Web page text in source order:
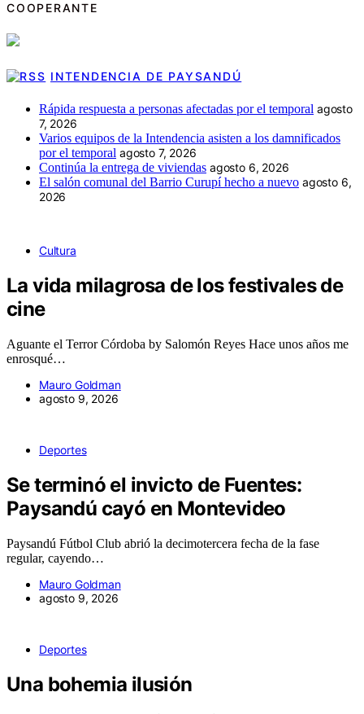
COOPERANTE
INTENDENCIA DE PAYSANDÚ
Rápida respuesta a personas afectadas por el temporal agosto
7, 2026
Varios equipos de la Intendencia asisten a los damnificados
por el temporal agosto 7, 2026
Continúa la entrega de viviendas agosto 6, 2026
El salón comunal del Barrio Curupí hecho a nuevo agosto 6,
2026
Cultura
La vida milagrosa de los festivales de
cine
Aguante el Terror Córdoba by Salomón Reyes Hace unos años me
enrosqué…
Mauro Goldman
agosto 9, 2026
Deportes
Se terminó el invicto de Fuentes:
Paysandú cayó en Montevideo
Paysandú Fútbol Club abrió la decimotercera fecha de la fase
regular, cayendo…
Mauro Goldman
agosto 9, 2026
Deportes
Una bohemia ilusión